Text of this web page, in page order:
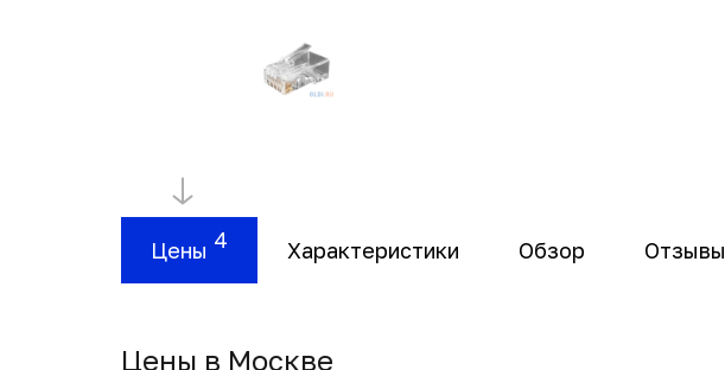
Цены 4 Характеристики Обзор Отзывы
Цены в Москвe